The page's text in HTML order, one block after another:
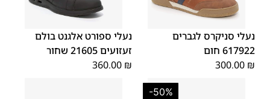
נעלי סניקרס לגברים
617922 חום
300.00 ₪
40
41
42
43
נעלי ספורט אלגנט בולם
זעזועים 21605 שחור
360.00 ₪
-50%